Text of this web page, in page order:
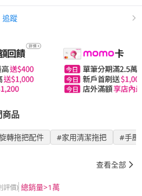
追蹤
商品
轉拖把配件 #家用清潔拖把 #手壓
查看全部
評價) 總銷量>1萬